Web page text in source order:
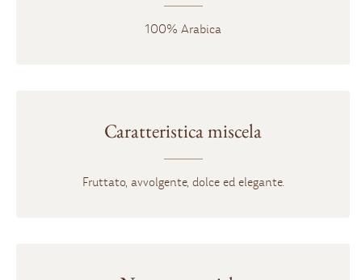
100% Arabica
Caratteristica miscela
Fruttato, avvolgente, dolce ed elegante.